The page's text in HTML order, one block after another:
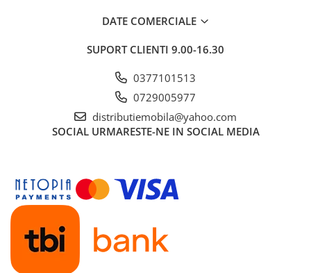
DATE COMERCIALE
SUPORT CLIENTI 9.00-16.30
0377101513
0729005977
distributiemobila@yahoo.com
SOCIAL URMARESTE-NE IN SOCIAL MEDIA